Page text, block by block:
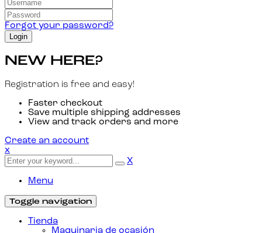
Forgot your password?
NEW HERE?
Registration is free and easy!
Faster checkout
Save multiple shipping addresses
View and track orders and more
Create an account
x
X
Menu
Toggle navigation
Tienda
Maquinaria de ocasión